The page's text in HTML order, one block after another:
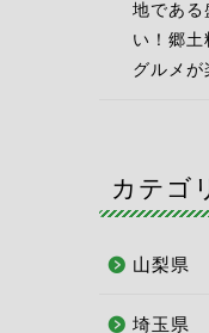
地である
い！郷
グルメが
カテゴ
山梨県
埼玉県